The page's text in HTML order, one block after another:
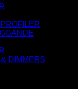
DIMMERS